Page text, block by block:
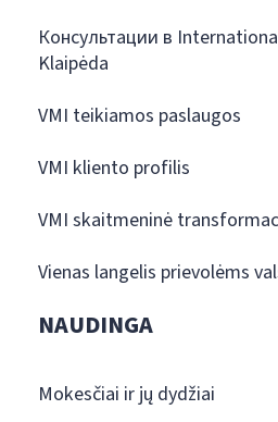
Консультации в
Klaipėda
VMI teikiamos paslaugos
VMI kliento profilis
VMI skaitmeninė
Vienas langelis prievolėms
NAUDINGA
Mokesčiai ir jų dydžiai